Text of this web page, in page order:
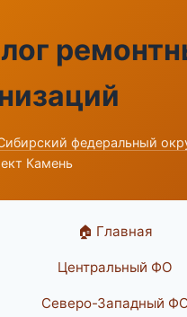
федеральный
Камень
🏠 Главная
Центральный ФО
Северо-Западный